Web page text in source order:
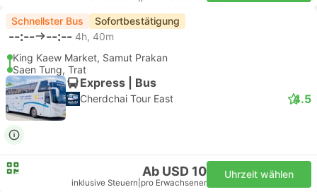
Schnellster Bus Sofortbestätigung
--:-- --:-- 4h, 40m
King Kaew Market, Samut Prakan
Saen Tung, Trat
Express | Bus
Cherdchai Tour East 4.5
Ab USD 10
inklusive Steuern pro Erwachsener
Uhrzeit wählen